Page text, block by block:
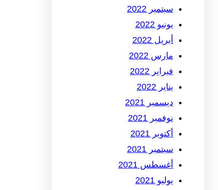
سبتمبر 2022
يونيو 2022
أبريل 2022
مارس 2022
فبراير 2022
يناير 2022
ديسمبر 2021
نوفمبر 2021
أكتوبر 2021
سبتمبر 2021
أغسطس 2021
يوليو 2021